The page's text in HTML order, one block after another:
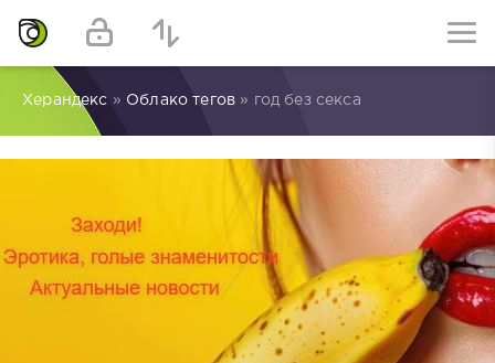
Херандекс » Облако тегов » год без секса